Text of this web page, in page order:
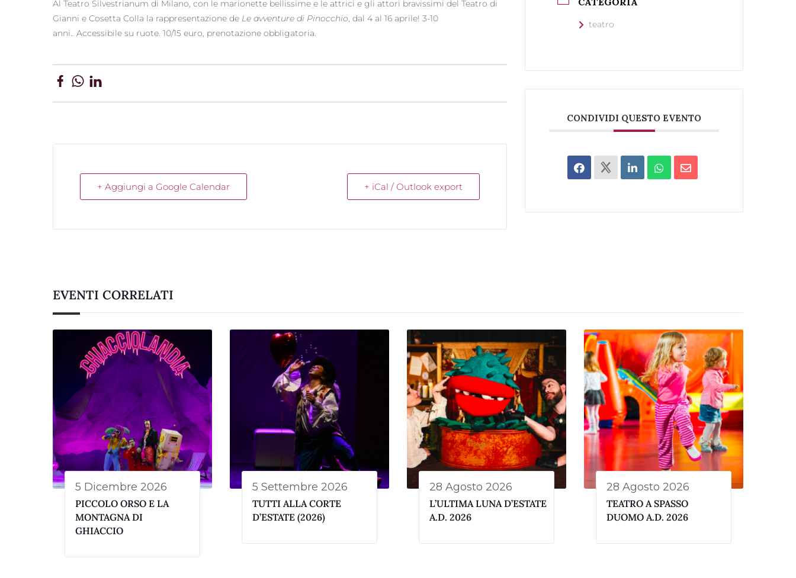
Al Teatro Silvestrianum di Milano, con le marionette bellissime e le attrici e gli attori bravissimi del Teatro di
Gianni e Cosetta Colla la rappresentazione de Le avventure di Pinocchio, dal 4 al 16 aprile! 3-10
anni.. Accessibile su ruote. 10/15 euro, prenotazione obbligatoria.
+ Aggiungi a Google Calendar + iCal / Outlook export
teatro
CONDIVIDI QUESTO EVENTO
EVENTI CORRELATI
5 Dicembre 2026
PICCOLO ORSO E LA
MONTAGNA DI
GHIACCIO
5 Settembre 2026
TUTTI ALLA CORTE
D’ESTATE (2026)
28 Agosto 2026
L’ULTIMA LUNA D’ESTATE
A.D. 2026
28 Agosto 2026
TEATRO A SPASSO
DUOMO A.D. 2026